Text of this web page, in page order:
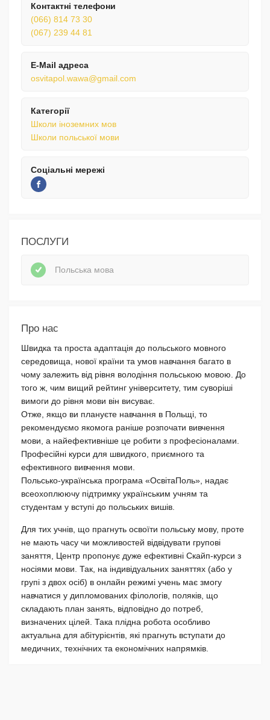
Контактні телефони
(066) 814 73 30
(067) 239 44 81
E-Mail адреса
osvitapol.wawa@gmail.com
Категорії
Школи іноземних мов
Школи польської мови
Соціальні мережі
ПОСЛУГИ
Польська мова
Про нас
Швидка та проста адаптація до польського мовного
середовища, нової країни та умов навчання багато в
чому залежить від рівня володіння польською мовою. До
того ж, чим вищий рейтинг університету, тим суворіші
вимоги до рівня мови він висуває.
Отже, якщо ви плануєте навчання в Польщі, то
рекомендуємо якомога раніше розпочати вивчення
мови, а найефективніше це робити з професіоналами.
Професійні курси для швидкого, приємного та
ефективного вивчення мови.
Польсько-українська програма «ОсвітаПоль», надає
всеохоплюючу підтримку українським учням та
студентам у вступі до польських вишів.
Для тих учнів, що прагнуть освоїти польську мову, проте
не мають часу чи можливостей відвідувати групові
заняття, Центр пропонує дуже ефективні Скайп-курси з
носіями мови. Так, на індивідуальних заняттях (або у
групі з двох осіб) в онлайн режимі учень має змогу
навчатися у дипломованих філологів, поляків, що
складають план занять, відповідно до потреб,
визначених цілей. Така плідна робота особливо
актуальна для абітурієнтів, які прагнуть вступати до
медичних, технічних та економічних напрямків.